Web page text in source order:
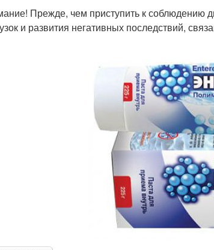
Прежде, чем приступить к соблюдению
и развития негативных последствий,